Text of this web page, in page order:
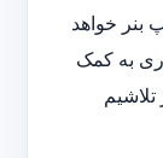
بنر خواهد
به کمک